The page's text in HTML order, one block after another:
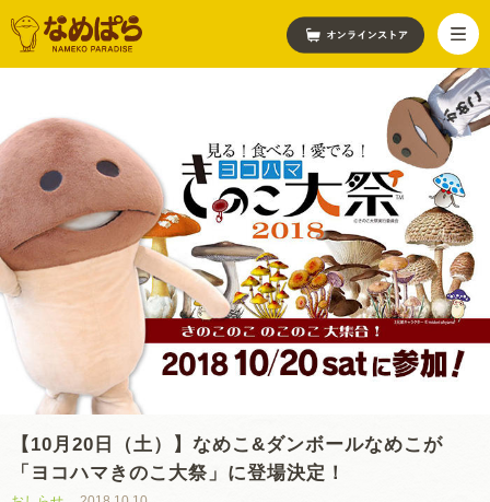
【10月20日（土）】なめこ&ダンボールなめこが
「ヨコハマきのこ大祭」に登場決定！